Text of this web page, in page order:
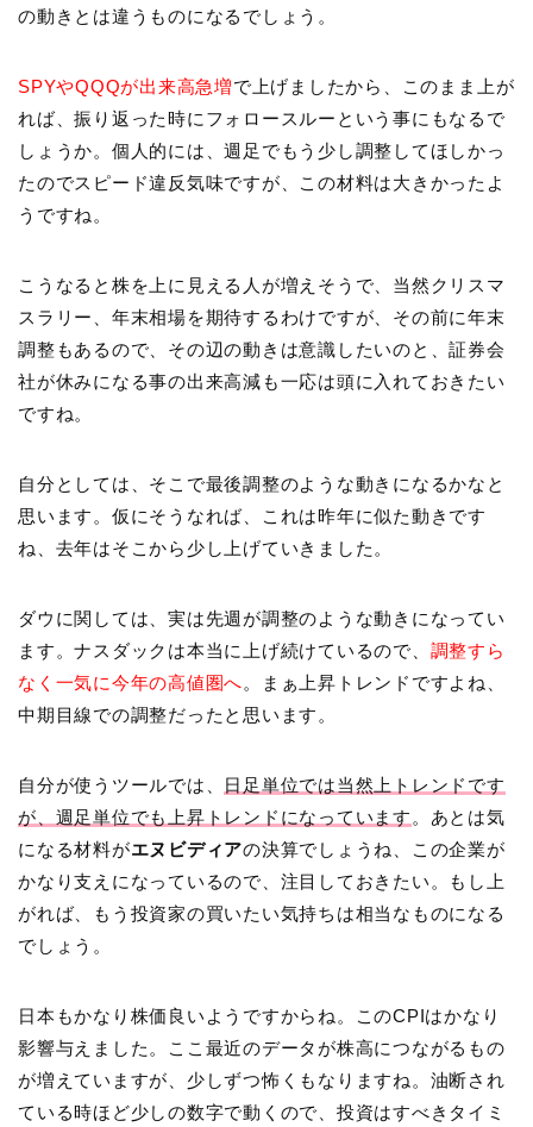
の動きとは違うものになるでしょう。
SPYやQQQが出来高急増で上げましたから、このまま上が
れば、振り返った時にフォロースルーという事にもなるで
しょうか。個人的には、週足でもう少し調整してほしかっ
たのでスピード違反気味ですが、この材料は大きかったよ
うですね。
こうなると株を上に見える人が増えそうで、当然クリスマ
スラリー、年末相場を期待するわけですが、その前に年末
調整もあるので、その辺の動きは意識したいのと、証券会
社が休みになる事の出来高減も一応は頭に入れておきたい
ですね。
自分としては、そこで最後調整のような動きになるかなと
思います。仮にそうなれば、これは昨年に似た動きです
ね、去年はそこから少し上げていきました。
ダウに関しては、実は先週が調整のような動きになってい
ます。ナスダックは本当に上げ続けているので、 調整すら
なく一気に今年の高値圏へ。まぁ上昇トレンドですよね、
中期目線での調整だったと思います。
自分が使うツールでは、 日足単位では当然上トレンドです
が、週足単位でも上昇トレンドになっています 。あとは気
になる材料がエヌビディアの決算でしょうね、この企業が
かなり支えになっているので、注目しておきたい。もし上
がれば、もう投資家の買いたい気持ちは相当なものになる
でしょう。
日本もかなり株価良いようですからね。このCPIはかなり
影響与えました。ここ最近のデータが株高につながるもの
が増えていますが、少しずつ怖くもなりますね。油断され
ている時ほど少しの数字で動くので、投資はすべきタイミ